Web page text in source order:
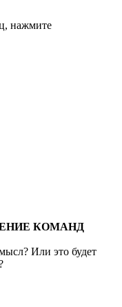
нажмите
КОМАНД
Или это будет